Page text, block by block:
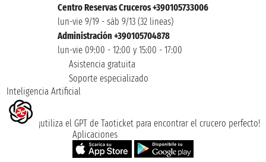
Centro Reservas Cruceros +390105733006
lun-vie 9/19 - sáb 9/13 (32 lineas)
Administración +390105704878
lun-vie 09:00 - 12:00 y 15:00 - 17:00
Asistencia gratuita
Soporte especializado
Inteligencia Artificial
¡utiliza el GPT de Taoticket para encontrar el crucero perfecto!
Aplicaciones